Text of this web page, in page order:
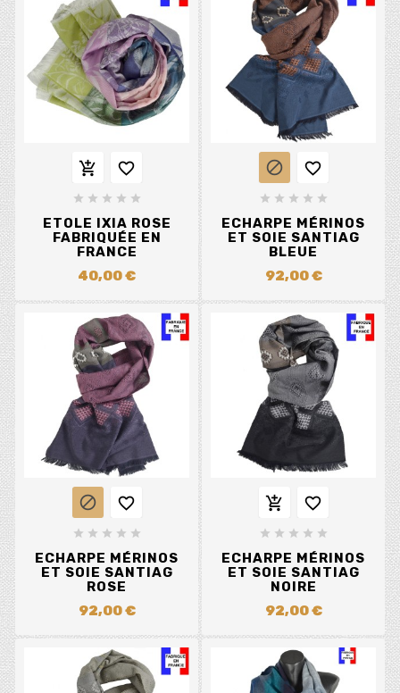
 
    
ETOLE IXIA ROSE
FABRIQUÉE EN
FRANCE
40,00 €
 
    
ECHARPE MÉRINOS
ET SOIE SANTIAG
BLEUE
92,00 €
 
    
ECHARPE MÉRINOS
ET SOIE SANTIAG
ROSE
92,00 €
 
    
ECHARPE MÉRINOS
ET SOIE SANTIAG
NOIRE
92,00 €